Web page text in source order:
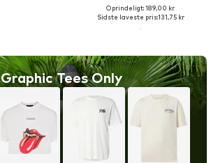
Graphic Tees Only
Oprindeligt: 189,00 kr
Sidste laveste pris:131,75 kr